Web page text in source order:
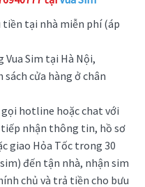
tiền tại nhà miễn phí (áp
Vua Sim tại Hà Nội,
cửa hàng ở chân
hotline hoặc chat với
tiếp nhận thông tin, hồ sơ
giao Hỏa Tốc trong 30
đến tận nhà, nhận sim
chủ và trả tiền cho bưu